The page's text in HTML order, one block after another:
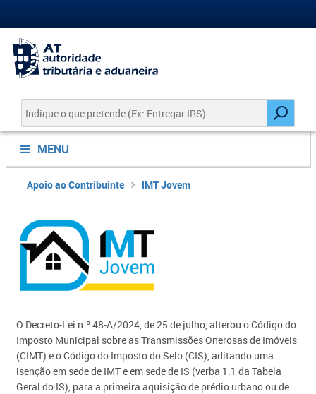
MENU
Apoio ao Contribuinte IMT Jovem
O Decreto-Lei n.º 48-A/202​4, de 25 de julho, alterou o Código do
Imposto Municipal sobre as Transmissões Onerosas de Imóveis
(CIMT) e o Código do Imposto do Selo (CIS), aditando uma
isenção em sede de IMT e em sede de IS (verba 1.1 da Tabela
Geral do IS), para a primeira aquisição de prédio urbano ou de